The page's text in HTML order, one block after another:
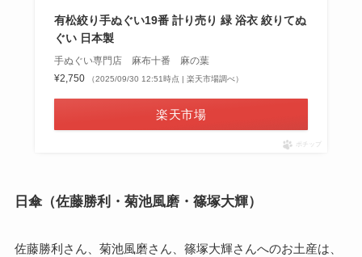
有松絞り手ぬぐい19番 計り売り 緑 浴衣 絞りてぬ
ぐい 日本製
手ぬぐい専門店 麻布十番 麻の葉
¥2,750
（2025/09/30 12:51時点 | 楽天市場調べ）
楽天市場
ポチップ
日傘（佐藤勝利・菊池風磨・篠塚大輝）
佐藤勝利さん、菊池風磨さん、篠塚大輝さんへのお土産は、